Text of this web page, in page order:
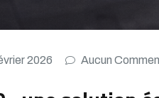
2026 Aucun